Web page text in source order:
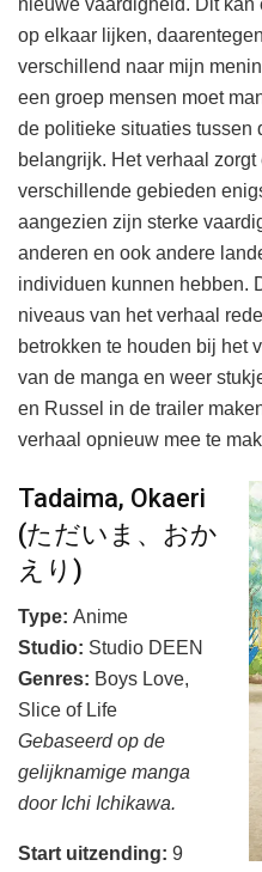
op elkaar lijken,
verschillend naar mijn
een groep mensen moet
de politieke situaties tussen
belangrijk. Het verhaal
verschillende gebieden
aangezien zijn sterke
anderen en ook andere
individuen kunnen hebben.
niveaus van het verhaal
betrokken te houden bij het
van de manga en weer
en Russel in de trailer
verhaal opnieuw mee te
Tadaima, Okaeri
(ただいま、おか
えり)
Type: Anime
Studio: Studio DEEN
Genres: Boys Love,
Slice of Life
Gebaseerd op de
gelijknamige manga
door Ichi Ichikawa.
Start uitzending: 9